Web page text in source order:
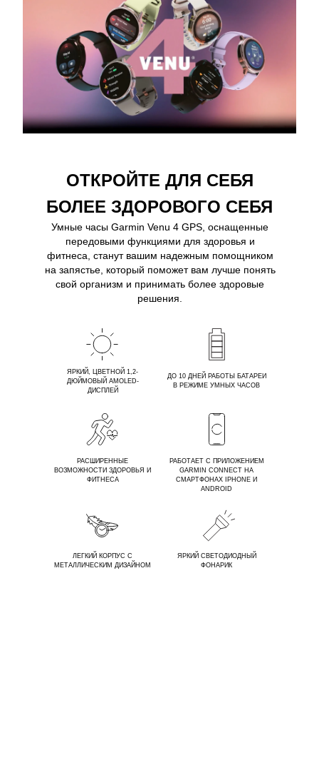
ЯРКИЙ, ЦВЕТНОЙ 1,2-
ДЮЙМОВЫЙ AMOLED-
ДИСПЛЕЙ
ДО 10 ДНЕЙ РАБОТЫ БАТАРЕИ
В РЕЖИМЕ УМНЫХ ЧАСОВ
РАСШИРЕННЫЕ
ВОЗМОЖНОСТИ ЗДОРОВЬЯ И
ФИТНЕСА
ЯРКИЙ СВЕТОДИОДНЫЙ
ФОНАРИК
ЛЕГКИЙ КОРПУС С
МЕТАЛЛИЧЕСКИМ ДИЗАЙНОМ
РАБОТАЕТ С ПРИЛОЖЕНИЕМ
GARMIN CONNECT НА
СМАРТФОНАХ IPHONE И
ANDROID
ОТКРОЙТЕ ДЛЯ СЕБЯ
БОЛЕЕ ЗДОРОВОГО СЕБЯ
Умные часы Garmin Venu 4 GPS, оснащенные
передовыми функциями для здоровья и
фитнеса, станут вашим надежным помощником
на запястье, который поможет вам лучше понять
свой организм и принимать более здоровые
решения.